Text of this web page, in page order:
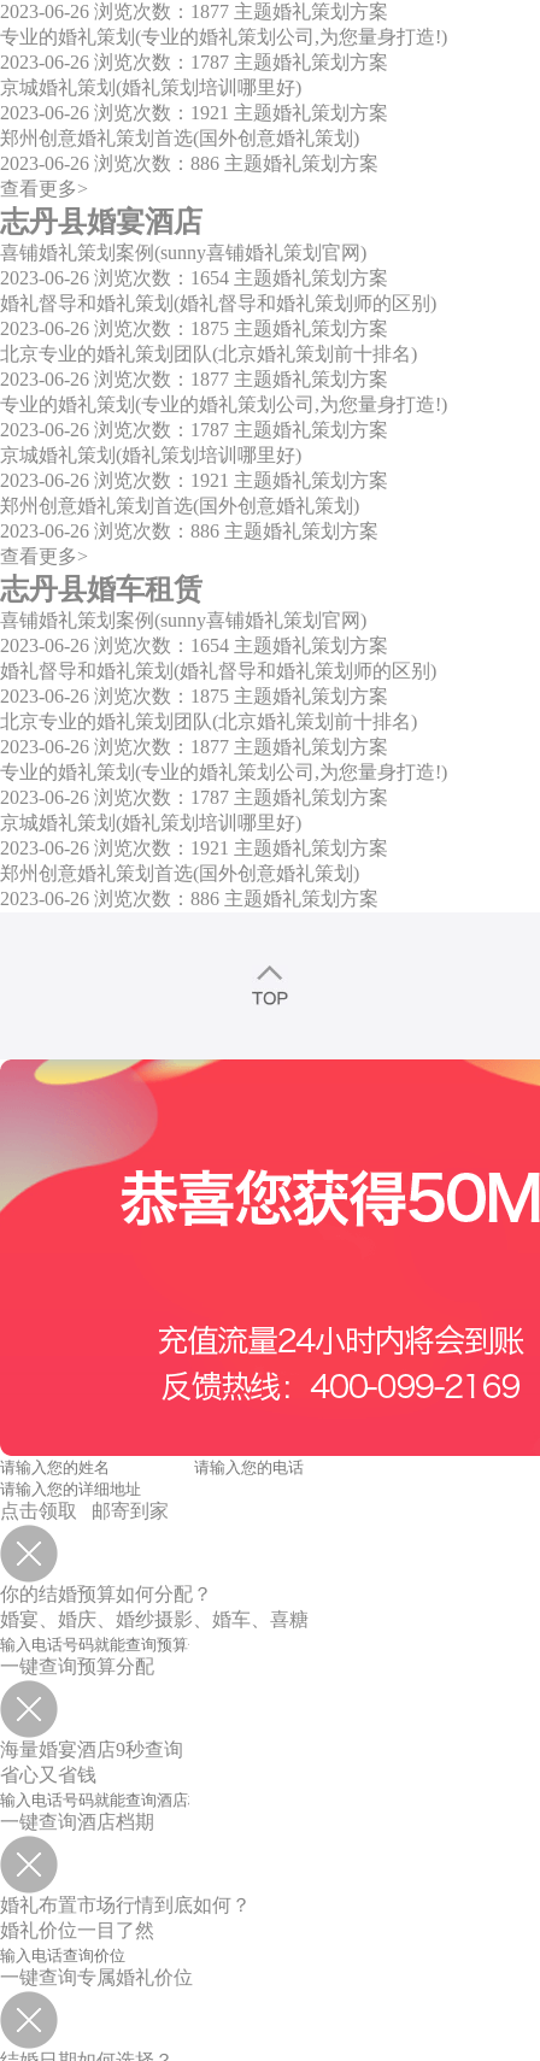
2023-06-26 浏览次数：1877 主题婚礼策划方案
专业的婚礼策划(专业的婚礼策划公司,为您量身打造!)
2023-06-26 浏览次数：1787 主题婚礼策划方案
京城婚礼策划(婚礼策划培训哪里好)
2023-06-26 浏览次数：1921 主题婚礼策划方案
郑州创意婚礼策划首选(国外创意婚礼策划)
2023-06-26 浏览次数：886 主题婚礼策划方案
查看更多>
志丹县婚宴酒店
喜铺婚礼策划案例(sunny喜铺婚礼策划官网)
2023-06-26 浏览次数：1654 主题婚礼策划方案
婚礼督导和婚礼策划(婚礼督导和婚礼策划师的区别)
2023-06-26 浏览次数：1875 主题婚礼策划方案
北京专业的婚礼策划团队(北京婚礼策划前十排名)
2023-06-26 浏览次数：1877 主题婚礼策划方案
专业的婚礼策划(专业的婚礼策划公司,为您量身打造!)
2023-06-26 浏览次数：1787 主题婚礼策划方案
京城婚礼策划(婚礼策划培训哪里好)
2023-06-26 浏览次数：1921 主题婚礼策划方案
郑州创意婚礼策划首选(国外创意婚礼策划)
2023-06-26 浏览次数：886 主题婚礼策划方案
查看更多>
志丹县婚车租赁
喜铺婚礼策划案例(sunny喜铺婚礼策划官网)
2023-06-26 浏览次数：1654 主题婚礼策划方案
婚礼督导和婚礼策划(婚礼督导和婚礼策划师的区别)
2023-06-26 浏览次数：1875 主题婚礼策划方案
北京专业的婚礼策划团队(北京婚礼策划前十排名)
2023-06-26 浏览次数：1877 主题婚礼策划方案
专业的婚礼策划(专业的婚礼策划公司,为您量身打造!)
2023-06-26 浏览次数：1787 主题婚礼策划方案
京城婚礼策划(婚礼策划培训哪里好)
2023-06-26 浏览次数：1921 主题婚礼策划方案
郑州创意婚礼策划首选(国外创意婚礼策划)
2023-06-26 浏览次数：886 主题婚礼策划方案
点击领取 邮寄到家
你的结婚预算如何分配？
婚宴、婚庆、婚纱摄影、婚车、喜糖
一键查询预算分配
海量婚宴酒店9秒查询
省心又省钱
一键查询酒店档期
婚礼布置市场行情到底如何？
婚礼价位一目了然
一键查询专属婚礼价位